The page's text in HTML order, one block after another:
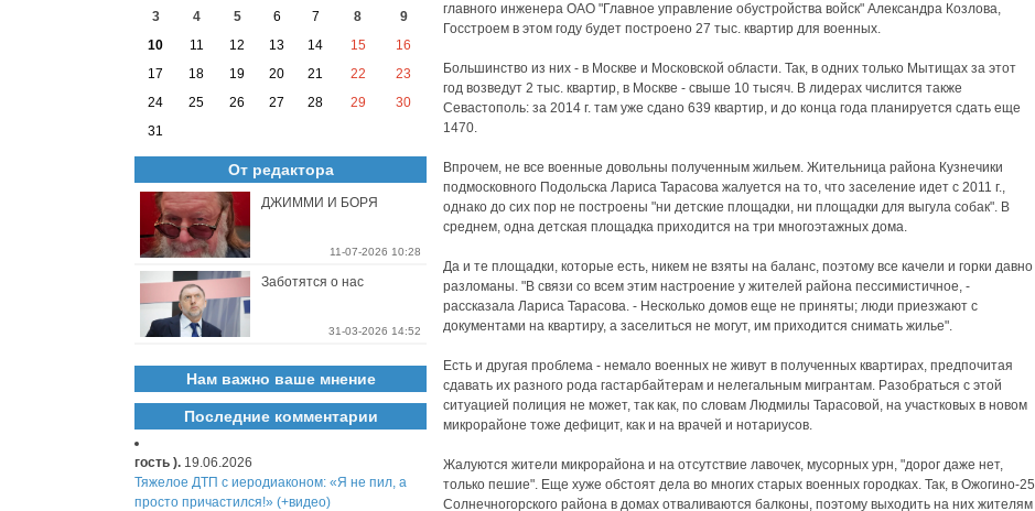
главного инженера ОАО "Главное управление обустройства войск" Александра Козлова,
Госстроем в этом году будет построено 27 тыс. квартир для военных.
Большинство из них - в Москве и Московской области. Так, в одних только Мытищах за этот
год возведут 2 тыс. квартир, в Москве - свыше 10 тысяч. В лидерах числится также
Севастополь: за 2014 г. там уже сдано 639 квартир, и до конца года планируется сдать еще
1470.
Впрочем, не все военные довольны полученным жильем. Жительница района Кузнечики
подмосковного Подольска Лариса Тарасова жалуется на то, что заселение идет с 2011 г.,
однако до сих пор не построены "ни детские площадки, ни площадки для выгула собак". В
среднем, одна детская площадка приходится на три многоэтажных дома.
Да и те площадки, которые есть, никем не взяты на баланс, поэтому все качели и горки давно
разломаны. "В связи со всем этим настроение у жителей района пессимистичное, -
рассказала Лариса Тарасова. - Несколько домов еще не приняты; люди приезжают с
документами на квартиру, а заселиться не могут, им приходится снимать жилье".
Есть и другая проблема - немало военных не живут в полученных квартирах, предпочитая
сдавать их разного рода гастарбайтерам и нелегальным мигрантам. Разобраться с этой
ситуацией полиция не может, так как, по словам Людмилы Тарасовой, на участковых в новом
микрорайоне тоже дефицит, как и на врачей и нотариусов.
Жалуются жители микрорайона и на отсутствие лавочек, мусорных урн, "дорог даже нет,
только пешие". Еще хуже обстоят дела во многих старых военных городках. Так, в Ожогино-25
Солнечногорского района в домах отваливаются балконы, поэтому выходить на них жителям
3
4 5 6 7 8
9
10
11 12 13 14 15
16
17
18 19 20 21 22
23
24
25 26 27 28 29
30
31
От редактора
ДЖИММИ И БОРЯ
11-07-2026 10:28
Заботятся о нас
31-03-2026 14:52
Нам важно ваше мнение
Последние комментарии
гость ). 19.06.2026
Тяжелое ДТП с иеродиаконом: «Я не пил, а
просто причастился!» (+видео)